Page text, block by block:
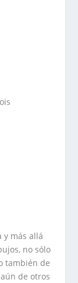
más allá
no sólo
también de
de otros